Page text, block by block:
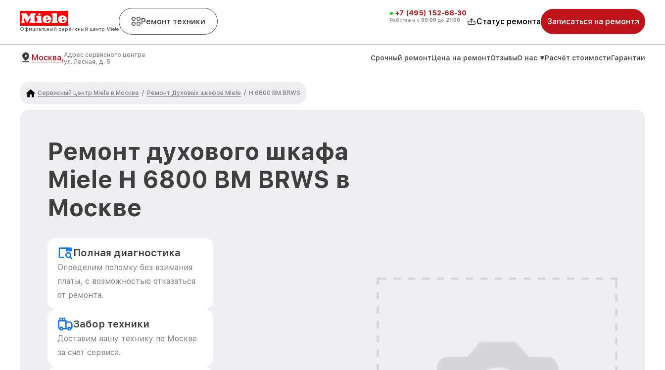
Официальный сервисный центр Miele
Ремонт техники
+7 (495) 152-68-30
Работаем с 09:00 до 21:00 Статус ремонта Записаться на ремонт
Москва,Адрес сервисного центра
ул. Лесная, д. 5
Срочный ремонтЦена на ремонтОтзывыО нас Расчёт стоимостиГарантии
Сервисный центр Miele в Москве / Ремонт Духовых шкафов Miele / H 6800 BM BRWS
Ремонт духового шкафа
Miele H 6800 BM BRWS в
Москве
Полная диагностика
Определим поломку без взимания
платы, с возможностью отказаться
от ремонта.
Забор техники
Доставим вашу технику по Москве
за счет сервиса.